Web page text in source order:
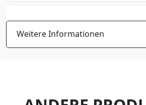
Weitere Informationen